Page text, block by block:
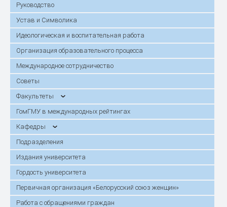
Руководство
Устав и Символика
Идеологическая и воспитательная работа
Организация образовательного процесса
Международное сотрудничество
Советы
Факультеты
ГомГМУ в международных рейтингах
Кафедры
Подразделения
Издания университета
Гордость университета
Первичная организация «Белорусский союз женщин»
Работа с обращениями граждан